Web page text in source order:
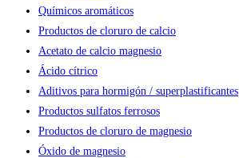
Químicos aromáticos
Productos de cloruro de calcio
Acetato de calcio magnesio
Ácido cítrico
Aditivos para hormigón / superplastificantes
Productos sulfatos ferrosos
Productos de cloruro de magnesio
Óxido de magnesio